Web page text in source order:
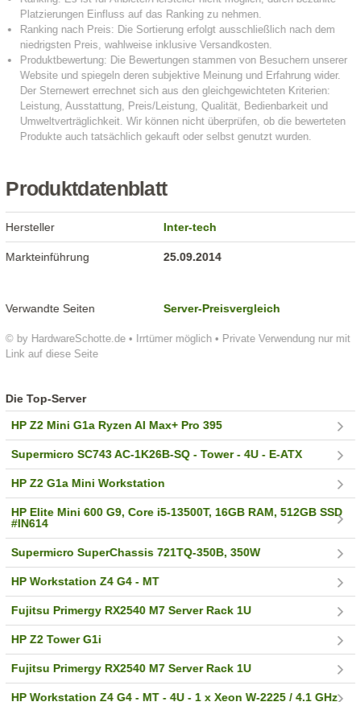
Produktdatenblatt
© by HardwareSchotte.de • Irrtümer möglich • Private Verwendung nur mit
Link auf diese Seite
Hersteller Inter-tech
Markteinführung 25.09.2014
Verwandte Seiten Server-Preisvergleich
Die Top-Server
HP Z2 Mini G1a Ryzen AI Max+ Pro 395
Supermicro SC743 AC-1K26B-SQ - Tower - 4U - E-ATX
HP Z2 G1a Mini Workstation
HP Elite Mini 600 G9, Core i5-13500T, 16GB RAM, 512GB SSD
#IN614
Supermicro SuperChassis 721TQ-350B, 350W
HP Workstation Z4 G4 - MT
Fujitsu Primergy RX2540 M7 Server Rack 1U
HP Z2 Tower G1i
Fujitsu Primergy RX2540 M7 Server Rack 1U
HP Workstation Z4 G4 - MT - 4U - 1 x Xeon W-2225 / 4.1 GHz